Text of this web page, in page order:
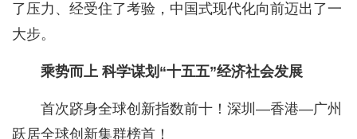
了压力、经受住了考验，中国式现代化向前迈出了一
大步。
乘势而上 科学谋划“十五五”经济社会发展
首次跻身全球创新指数前十！深圳—香港—广州
跃居全球创新集群榜首！